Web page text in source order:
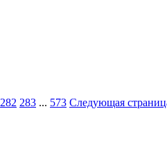
282 283 ... 573 Следующая